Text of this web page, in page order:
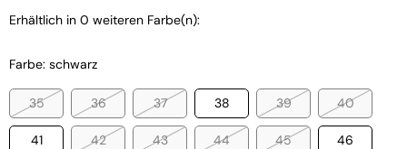
Erhältlich in 0 weiteren Farbe(n):
Farbe: schwarz
35 36 37 38 39 40
41 42 43 44 45 46